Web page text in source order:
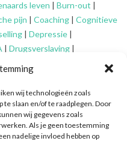
wij technologieën zoals
te slaan en/of te raadplegen. Door
wij gegevens zoals
Als je geen toestemming
nadelige invloed hebben op
leven | Burn-out |
pijn | Coaching | Cognitieve
| Depressie |
| Drugsverslaving |
Engelen |
opstellingen
problemen|Financiën
|Geheime
ouders|Gidsen|
stellen|Healing|